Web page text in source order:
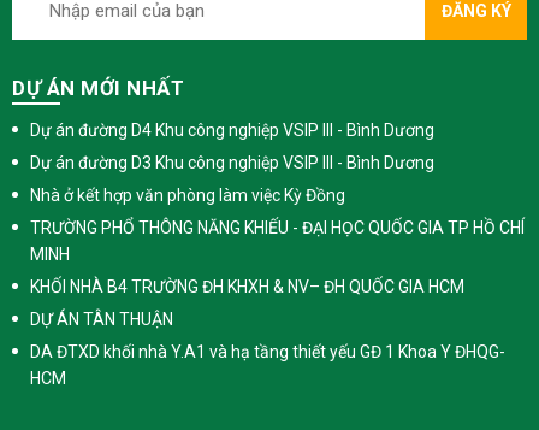
ĐĂNG KÝ
DỰ ÁN MỚI NHẤT
Dự án đường D4 Khu công nghiệp VSIP III - Bình Dương
Dự án đường D3 Khu công nghiệp VSIP III - Bình Dương
Nhà ở kết hợp văn phòng làm việc Kỳ Đồng
TRƯỜNG PHỔ THÔNG NĂNG KHIẾU - ĐẠI HỌC QUỐC GIA TP HỒ CHÍ
MINH
KHỐI NHÀ B4 TRƯỜNG ĐH KHXH & NV– ĐH QUỐC GIA HCM
DỰ ÁN TÂN THUẬN
DA ĐTXD khối nhà Y.A1 và hạ tầng thiết yếu GĐ 1 Khoa Y ĐHQG-
HCM